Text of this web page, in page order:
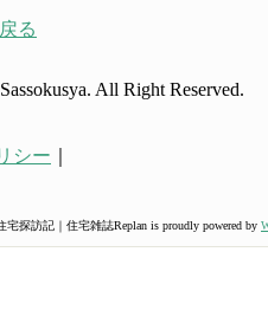
る
All Right Reserved.
シー
探訪記｜住宅雑誌Replan is proudly powered by